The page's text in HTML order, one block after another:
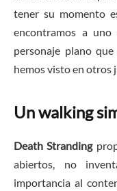
tener su momento
encontramos a
personaje plano
hemos visto en otros
Un walking
Death Stranding
abiertos, no
importancia al